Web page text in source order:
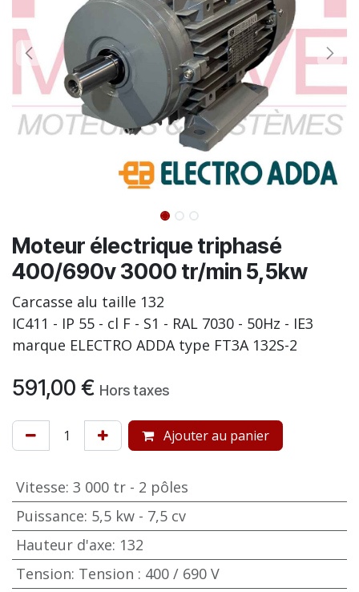
Moteur électrique triphasé
400/690v 3000 tr/min 5,5kw
Carcasse alu taille 132
IC411 - IP 55 - cl F - S1 - RAL 7030 - 50Hz - IE3
marque ELECTRO ADDA type FT3A 132S-2
591,00 € Hors taxes
Ajouter au panier
Vitesse: 3 000 tr - 2 pôles
Puissance: 5,5 kw - 7,5 cv
Hauteur d'axe: 132
Tension: Tension : 400 / 690 V